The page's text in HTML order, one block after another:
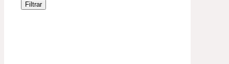
Filtrar